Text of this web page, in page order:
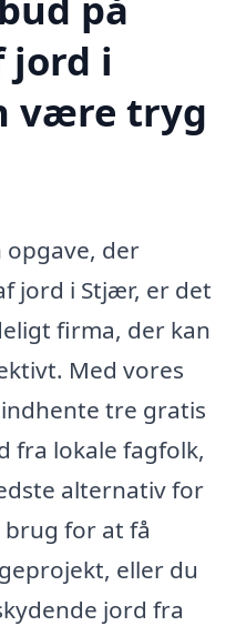
jord i
være tryg
der
jord i Stjær, er det
firma, der kan
Med vores
tre gratis
fra lokale fagfolk,
alternativ for
for at få
eller du
jord fra